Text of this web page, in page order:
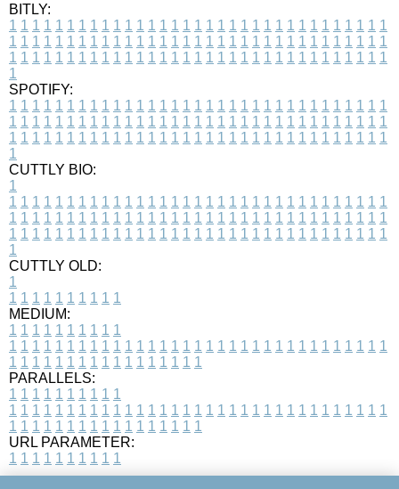
BITLY:
1 1 1 1 1 1 1 1 1 1 1 1 1 1 1 1 1 1 1 1 1 1 1 1 1 1 1 1 1 1 1 1 1
1 1 1 1 1 1 1 1 1 1 1 1 1 1 1 1 1 1 1 1 1 1 1 1 1 1 1 1 1 1 1 1 1
1 1 1 1 1 1 1 1 1 1 1 1 1 1 1 1 1 1 1 1 1 1 1 1 1 1 1 1 1 1 1 1 1
1
SPOTIFY:
1 1 1 1 1 1 1 1 1 1 1 1 1 1 1 1 1 1 1 1 1 1 1 1 1 1 1 1 1 1 1 1 1
1 1 1 1 1 1 1 1 1 1 1 1 1 1 1 1 1 1 1 1 1 1 1 1 1 1 1 1 1 1 1 1 1
1 1 1 1 1 1 1 1 1 1 1 1 1 1 1 1 1 1 1 1 1 1 1 1 1 1 1 1 1 1 1 1 1
1
CUTTLY BIO:
1
1 1 1 1 1 1 1 1 1 1 1 1 1 1 1 1 1 1 1 1 1 1 1 1 1 1 1 1 1 1 1 1 1
1 1 1 1 1 1 1 1 1 1 1 1 1 1 1 1 1 1 1 1 1 1 1 1 1 1 1 1 1 1 1 1 1
1 1 1 1 1 1 1 1 1 1 1 1 1 1 1 1 1 1 1 1 1 1 1 1 1 1 1 1 1 1 1 1 1
1
CUTTLY OLD:
1
1 1 1 1 1 1 1 1 1 1
MEDIUM:
1 1 1 1 1 1 1 1 1 1
1 1 1 1 1 1 1 1 1 1 1 1 1 1 1 1 1 1 1 1 1 1 1 1 1 1 1 1 1 1 1 1 1
1 1 1 1 1 1 1 1 1 1 1 1 1 1 1 1 1
PARALLELS:
1 1 1 1 1 1 1 1 1 1
1 1 1 1 1 1 1 1 1 1 1 1 1 1 1 1 1 1 1 1 1 1 1 1 1 1 1 1 1 1 1 1 1
1 1 1 1 1 1 1 1 1 1 1 1 1 1 1 1 1
URL PARAMETER:
1 1 1 1 1 1 1 1 1 1